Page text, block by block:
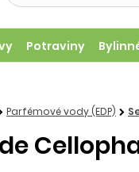
Potraviny
Parfémové vody (EDP)